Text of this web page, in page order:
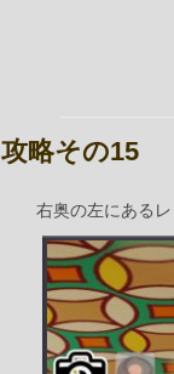
攻略その15
右奥の左にあるレ